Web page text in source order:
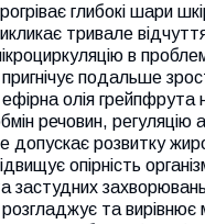
глибокі шари
тривале
в
подальше
олія грейпфрута
речовин, регуляцію
допускає розвитку
опірність
застудних захворювань
та вирівнює